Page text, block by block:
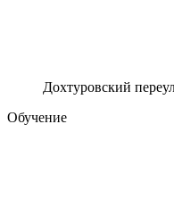
Дохтуровский
Обучение